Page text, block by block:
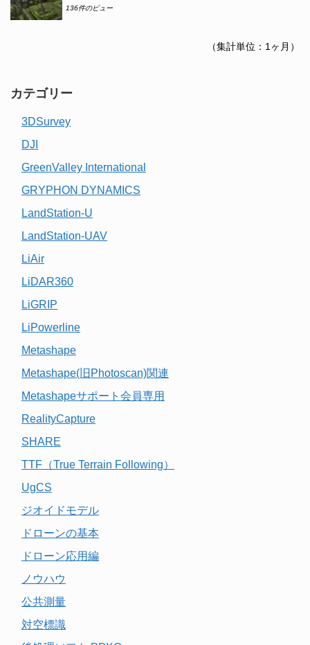
136件のビュー
（集計単位：1ヶ月）
カテゴリー
3DSurvey
DJI
GreenValley International
GRYPHON DYNAMICS
LandStation-U
LandStation-UAV
LiAir
LiDAR360
LiGRIP
LiPowerline
Metashape
Metashape(旧Photoscan)関連
Metashapeサポート会員専用
RealityCapture
SHARE
TTF（True Terrain Following）
UgCS
ジオイドモデル
ドローンの基本
ドローン応用編
ノウハウ
公共測量
対空標識